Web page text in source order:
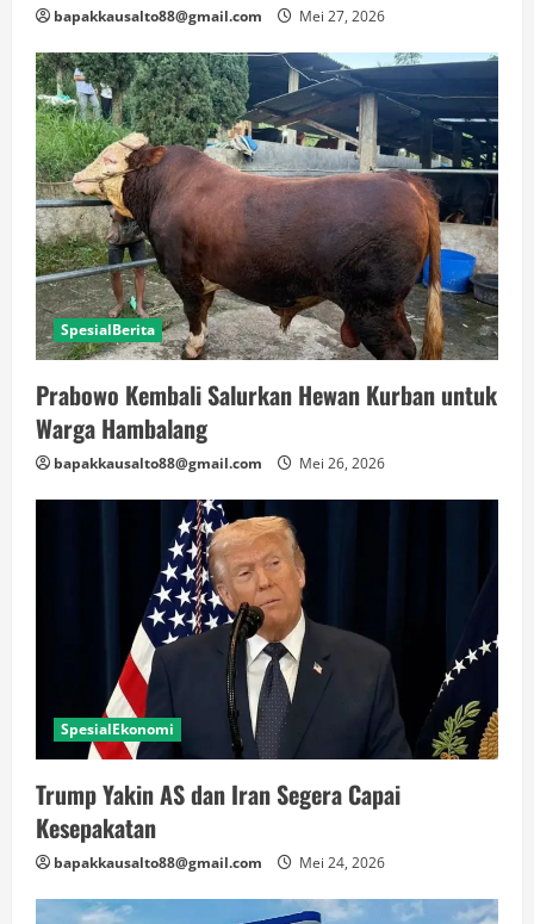
bapakkausalto88@gmail.com Mei 27, 2026
SpesialBerita
Prabowo Kembali Salurkan Hewan Kurban untuk
Warga Hambalang
bapakkausalto88@gmail.com Mei 26, 2026
SpesialEkonomi
Trump Yakin AS dan Iran Segera Capai
Kesepakatan
bapakkausalto88@gmail.com Mei 24, 2026